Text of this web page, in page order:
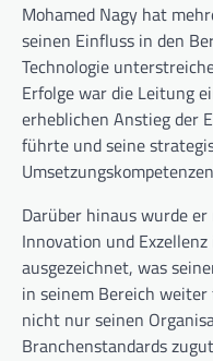
Mohamed Nagy hat
seinen Einfluss in den
Technologie
Erfolge war die Leitung
erheblichen Anstieg der
führte und seine
Darüber hinaus wurde
Innovation und
ausgezeichnet, was
in seinem Bereich
nicht nur seinen
Branchenstandards